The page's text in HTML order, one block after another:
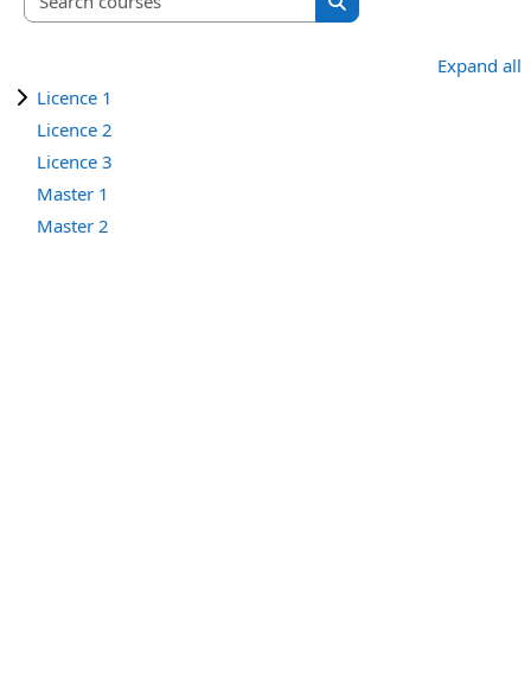
Search courses
Expand all
Licence 1
Licence 2
Licence 3
Master 1
Master 2